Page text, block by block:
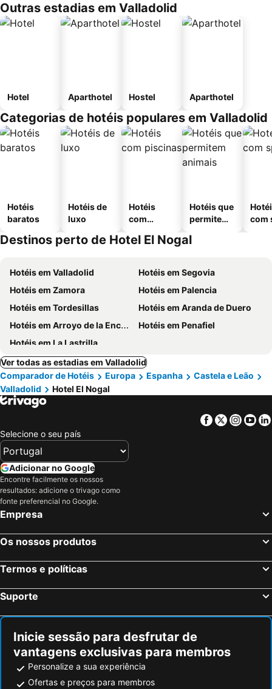
Outras estadias em Valladolid
Hotel Aparthotel Hostel Aparthotel
Categorias de hotéis populares em Valladolid
Hotéis
baratos
Hotéis de
luxo
Hotéis
com
Hotéis que
permitem
com
Destinos perto de Hotel El Nogal
Hotéis em Valladolid
Hotéis em Segovia
Hotéis em Zamora
Hotéis em Palencia
Hotéis em Tordesillas
Hotéis em Aranda de Duero
Hotéis em Arroyo de la Encomienda
Hotéis em Penafiel
Hotéis em La Lastrilla
Ver todas as estadias em Valladolid
Comparador de Hotéis
Europa Espanha
Castela e Leão
Valladolid
Hotel El Nogal
Facebook
Twitter
Selecione o seu país
Adicionar no Google
Encontre facilmente os nossos
resultados: adicione o trivago como
fonte preferencial no Google.
Empresa
Os nossos produtos
Termos e políticas
Suporte
Inicie sessão para desfrutar de
vantagens exclusivas para membros
Personalize a sua experiência
Ofertas e preços para membros